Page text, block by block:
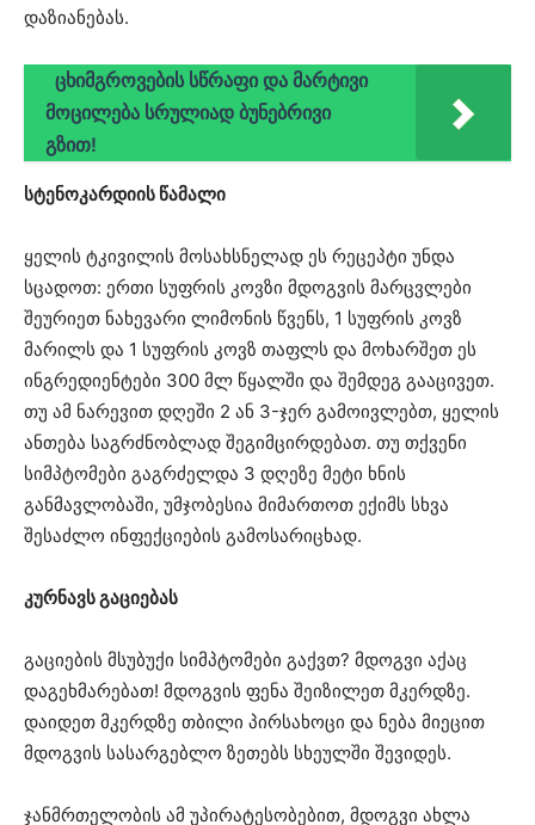
დაზიანებას.
ცხიმგროვების სწრაფი და მარტივი
მოცილება სრულიად ბუნებრივი
გზით!
სტენოკარდიის წამალი
ყელის ტკივილის მოსახსნელად ეს რეცეპტი უნდა
სცადოთ: ერთი სუფრის კოვზი მდოგვის მარცვლები
შეურიეთ ნახევარი ლიმონის წვენს, 1 სუფრის კოვზ
მარილს და 1 სუფრის კოვზ თაფლს და მოხარშეთ ეს
ინგრედიენტები 300 მლ წყალში და შემდეგ გააცივეთ.
თუ ამ ნარევით დღეში 2 ან 3-ჯერ გამოივლებთ, ყელის
ანთება საგრძნობლად შეგიმცირდებათ. თუ თქვენი
სიმპტომები გაგრძელდა 3 დღეზე მეტი ხნის
განმავლობაში, უმჯობესია მიმართოთ ექიმს სხვა
შესაძლო ინფექციების გამოსარიცხად.
კურნავს გაციებას
გაციების მსუბუქი სიმპტომები გაქვთ? მდოგვი აქაც
დაგეხმარებათ! მდოგვის ფენა შეიზილეთ მკერდზე.
დაიდეთ მკერდზე თბილი პირსახოცი და ნება მიეცით
მდოგვის სასარგებლო ზეთებს სხეულში შევიდეს.
ჯანმრთელობის ამ უპირატესობებით, მდოგვი ახლა